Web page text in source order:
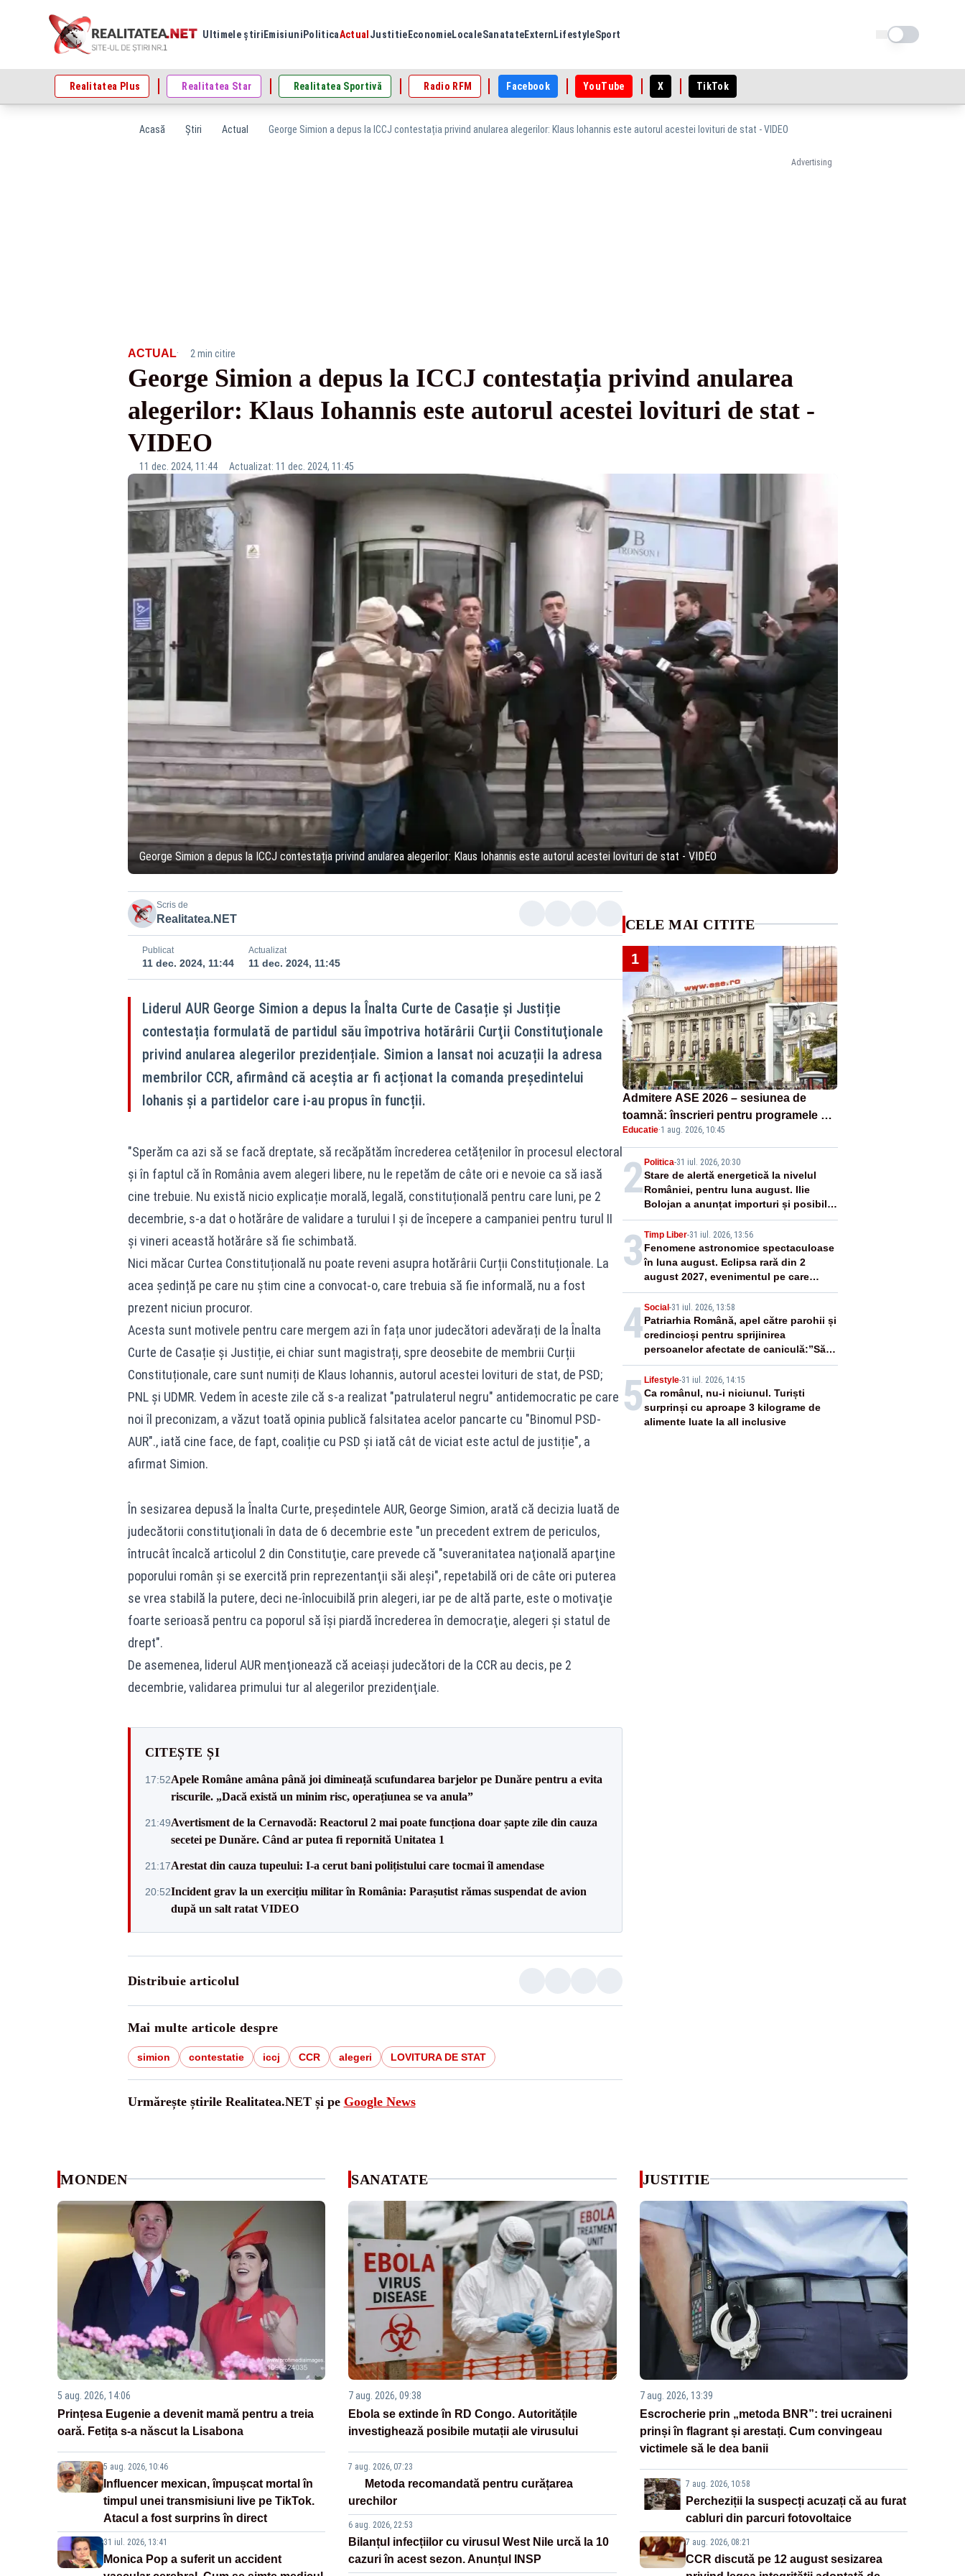
Ultimele știri Emisiuni PoliticaActual Justitie EconomieLocaleSanatateExtern LifestyleSport Schimba tema
Realitatea Plus Realitatea Star Realitatea Sportivă Radio RFM Facebook YouTube X TikTok
Acasă Știri Actual George Simion a depus la ICCJ contestația privind anularea alegerilor: Klaus Iohannis este autorul acestei lovituri de stat - VIDEO
Advertising
ACTUAL· 2 min citire
George Simion a depus la ICCJ contestația privind anularea
alegerilor: Klaus Iohannis este autorul acestei lovituri de stat -
VIDEO
11 dec. 2024, 11:44 Actualizat: 11 dec. 2024, 11:45
George Simion a depus la ICCJ contestația privind anularea alegerilor: Klaus Iohannis este autorul acestei lovituri de stat - VIDEO
Scris de
Realitatea.NET
Publicat
11 dec. 2024, 11:44
Actualizat
11 dec. 2024, 11:45
Liderul AUR George Simion a depus la Înalta Curte de Casație şi Justiție
contestația formulată de partidul său împotriva hotărârii Curţii Constituţionale
privind anularea alegerilor prezidențiale. Simion a lansat noi acuzații la adresa
membrilor CCR, afirmând că aceștia ar fi acționat la comanda președintelui
Iohanis și a partidelor care i-au propus în funcții.
"Sperăm ca azi să se facă dreptate, să recăpătăm încrederea cetățenilor în procesul electoral
și în faptul că în România avem alegeri libere, nu le repetăm de câte ori e nevoie ca să iasă
cine trebuie. Nu există nicio explicație morală, legală, constituțională pentru care luni, pe 2
decembrie, s-a dat o hotărâre de validare a turului I și de începere a campaniei pentru turul II
și vineri această hotărâre să fie schimbată.
Nici măcar Curtea Constituțională nu poate reveni asupra hotărârii Curții Constituționale. La
acea ședință pe care nu știm cine a convocat-o, care trebuia să fie informală, nu a fost
prezent niciun procuror.
Acesta sunt motivele pentru care mergem azi în fața unor judecători adevărați de la Înalta
Curte de Casație și Justiție, ei chiar sunt magistrați, spre deosebite de membrii Curții
Constituționale, care sunt numiți de Klaus Iohannis, autorul acestei lovituri de stat, de PSD;
PNL și UDMR. Vedem în aceste zile că s-a realizat "patrulaterul negru" antidemocratic pe care
noi îl preconizam, a văzut toată opinia publică falsitatea acelor pancarte cu "Binomul PSD-
AUR"., iată cine face, de fapt, coaliție cu PSD și iată cât de viciat este actul de justiție", a
afirmat Simion.
În sesizarea depusă la Înalta Curte, preşedintele AUR, George Simion, arată că decizia luată de
judecătorii constituţionali în data de 6 decembrie este "un precedent extrem de periculos,
întrucât încalcă articolul 2 din Constituţie, care prevede că "suveranitatea naţională aparţine
poporului român şi se exercită prin reprezentanţii săi aleşi", repetabilă ori de câte ori puterea
se vrea stabilă la putere, deci ne-înlocuibilă prin alegeri, iar pe de altă parte, este o motivaţie
foarte serioasă pentru ca poporul să îşi piardă încrederea în democraţie, alegeri şi statul de
drept".
De asemenea, liderul AUR menţionează că aceiaşi judecători de la CCR au decis, pe 2
decembrie, validarea primului tur al alegerilor prezidenţiale.
CITEȘTE ȘI
17:52Apele Române amâna până joi dimineață scufundarea barjelor pe Dunăre pentru a evita
riscurile. „Dacă există un minim risc, operațiunea se va anula”
21:49Avertisment de la Cernavodă: Reactorul 2 mai poate funcționa doar șapte zile din cauza
secetei pe Dunăre. Când ar putea fi repornită Unitatea 1
21:17Arestat din cauza tupeului: I-a cerut bani polițistului care tocmai îl amendase
20:52Incident grav la un exercițiu militar în România: Parașutist rămas suspendat de avion
după un salt ratat VIDEO
Distribuie articolul
Mai multe articole despre
simion contestatie iccj CCR alegeri LOVITURA DE STAT
Urmărește știrile Realitatea.NET și pe Google News
CELE MAI CITITE
1
Admitere ASE 2026 – sesiunea de
toamnă: înscrieri pentru programele de
licență, masterat și doctorat
Educatie·1 aug. 2026, 10:45
2Politica-31 iul. 2026, 20:30
Stare de alertă energetică la nivelul
României, pentru luna august. Ilie
Bolojan a anunțat importuri și posibile
restricții – VIDEO
3 Timp Liber-31 iul. 2026, 13:56
Fenomene astronomice spectaculoase
în luna august. Eclipsa rară din 2
august 2027, evenimentul pe care
generația noastră nu îl va mai vedea
4Social-31 iul. 2026, 13:58
Patriarhia Română, apel către parohii și
credincioși pentru sprijinirea
persoanelor afectate de caniculă:”Să
distribuie apă celor aflați în nevoie”
5 Lifestyle-31 iul. 2026, 14:15
Ca românul, nu-i niciunul. Turiști
surprinși cu aproape 3 kilograme de
alimente luate la all inclusive
MONDEN
5 aug. 2026, 14:06
Prințesa Eugenie a devenit mamă pentru a treia
oară. Fetița s-a născut la Lisabona
5 aug. 2026, 10:46
Influencer mexican, împușcat mortal în
timpul unei transmisiuni live pe TikTok.
Atacul a fost surprins în direct
31 iul. 2026, 13:41
Monica Pop a suferit un accident
SANATATE
7 aug. 2026, 09:38
Ebola se extinde în RD Congo. Autoritățile
investighează posibile mutații ale virusului
7 aug. 2026, 07:23
Metoda recomandată pentru curățarea
urechilor
6 aug. 2026, 22:53
Bilanțul infecțiilor cu virusul West Nile urcă la 10
cazuri în acest sezon. Anunțul INSP
JUSTITIE
7 aug. 2026, 13:39
Escrocherie prin „metoda BNR”: trei ucraineni
prinși în flagrant și arestați. Cum convingeau
victimele să le dea banii
7 aug. 2026, 10:58
Percheziții la suspecți acuzați că au furat
cabluri din parcuri fotovoltaice
7 aug. 2026, 08:21
CCR discută pe 12 august sesizarea